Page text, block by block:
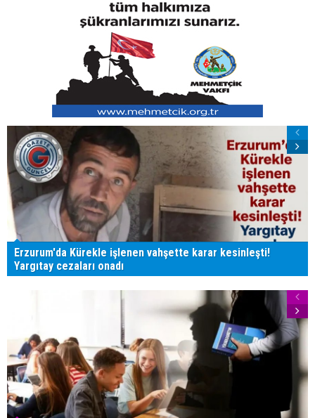
Erzurum'da Kürekle işlenen vahşette karar kesinleşti!
Yargıtay cezaları onadı